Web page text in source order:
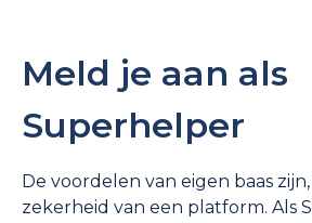
Meld je aan als
Superhelper
De voordelen van eigen baas
zekerheid van een platform. Als